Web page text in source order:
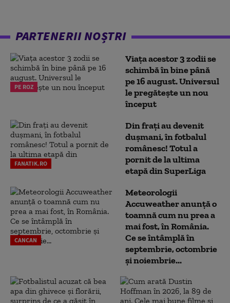
PARTENERII NOȘTRI
PE ROZ
Viața acestor 3 zodii se
schimbă în bine până
pe 16 august. Universul
le pregătește un nou
început
FANATIK.RO
Din frați au devenit
dușmani, în fotbalul
românesc! Totul a
pornit de la ultima
etapă din SuperLiga
CANCAN
Meteorologii
Accuweather anunță o
toamnă cum nu prea a
mai fost, în România.
Ce se întâmplă în
septembrie, octombrie
și noiembrie...